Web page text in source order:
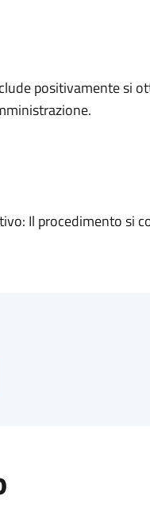
positivamente si
Il procedimento si